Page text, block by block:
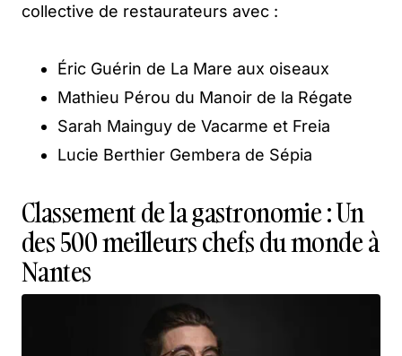
collective de restaurateurs avec :
Éric Guérin de La Mare aux oiseaux
Mathieu Pérou du Manoir de la Régate
Sarah Mainguy de Vacarme et Freia
Lucie Berthier Gembera de Sépia
Classement de la gastronomie : Un
des 500 meilleurs chefs du monde à
Nantes